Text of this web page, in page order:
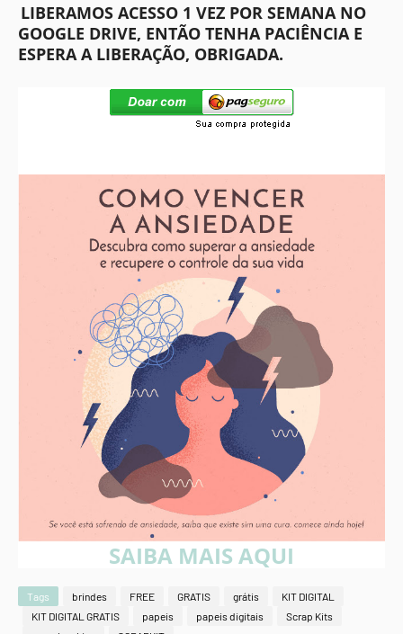
LIBERAMOS ACESSO 1 VEZ POR SEMANA NO
GOOGLE DRIVE, ENTÃO TENHA PACIÊNCIA E
ESPERA A LIBERAÇÃO, OBRIGADA.
SAIBA MAIS AQUI
Tags brindes FREE GRATIS grátis
KIT DIGITAL
KIT DIGITAL GRATIS
papeis papeis digitais
Scrap Kits